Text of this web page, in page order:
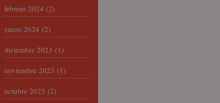
febrero 2024 (2)
enero 2024 (2)
diciembre 2023 (1)
noviembre 2023 (1)
octubre 2023 (2)